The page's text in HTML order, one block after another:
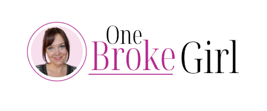
content
secondary